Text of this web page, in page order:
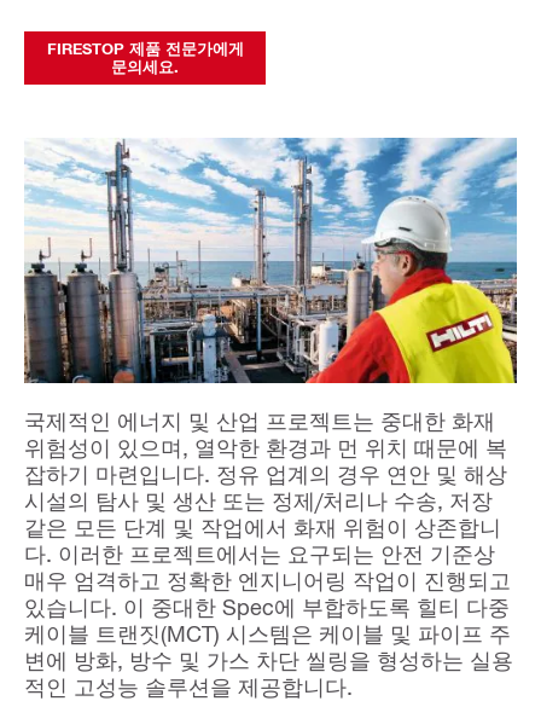
FIRESTOP 제품 전문가에게
문의세요.
국제적인 에너지 및 산업 프로젝트는 중대한 화재
위험성이 있으며, 열악한 환경과 먼 위치 때문에 복
잡하기 마련입니다. 정유 업계의 경우 연안 및 해상
시설의 탐사 및 생산 또는 정제/처리나 수송, 저장
같은 모든 단계 및 작업에서 화재 위험이 상존합니
다. 이러한 프로젝트에서는 요구되는 안전 기준상
매우 엄격하고 정확한 엔지니어링 작업이 진행되고
있습니다. 이 중대한 Spec에 부합하도록 힐티 다중
케이블 트랜짓(MCT) 시스템은 케이블 및 파이프 주
변에 방화, 방수 및 가스 차단 씰링을 형성하는 실용
적인 고성능 솔루션을 제공합니다.